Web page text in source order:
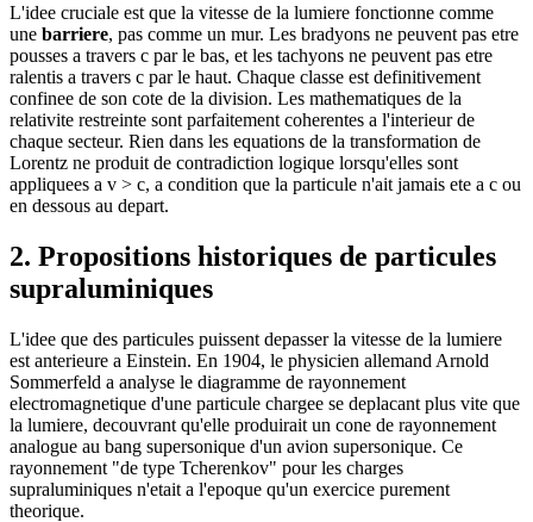
L'idee cruciale est que la vitesse de la lumiere fonctionne comme
une barriere, pas comme un mur. Les bradyons ne peuvent pas etre
pousses a travers c par le bas, et les tachyons ne peuvent pas etre
ralentis a travers c par le haut. Chaque classe est definitivement
confinee de son cote de la division. Les mathematiques de la
relativite restreinte sont parfaitement coherentes a l'interieur de
chaque secteur. Rien dans les equations de la transformation de
Lorentz ne produit de contradiction logique lorsqu'elles sont
appliquees a v > c, a condition que la particule n'ait jamais ete a c ou
en dessous au depart.
2. Propositions historiques de particules
supraluminiques
L'idee que des particules puissent depasser la vitesse de la lumiere
est anterieure a Einstein. En 1904, le physicien allemand Arnold
Sommerfeld a analyse le diagramme de rayonnement
electromagnetique d'une particule chargee se deplacant plus vite que
la lumiere, decouvrant qu'elle produirait un cone de rayonnement
analogue au bang supersonique d'un avion supersonique. Ce
rayonnement "de type Tcherenkov" pour les charges
supraluminiques n'etait a l'epoque qu'un exercice purement
theorique.